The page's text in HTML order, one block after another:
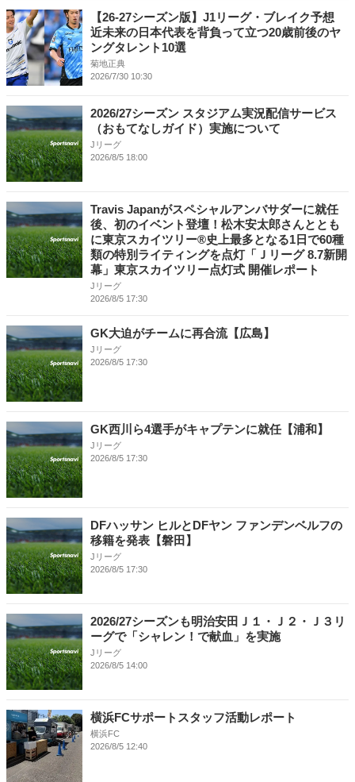
【26-27シーズン版】J1リーグ・ブレイク予想
近未来の日本代表を背負って立つ20歳前後のヤ
ングタレント10選
菊地正典
2026/7/30 10:30
2026/27シーズン スタジアム実況配信サービス
（おもてなしガイド）実施について
Jリーグ
2026/8/5 18:00
Travis Japanがスペシャルアンバサダーに就任
後、初のイベント登壇！松木安太郎さんととも
に東京スカイツリー®史上最多となる1日で60種
類の特別ライティングを点灯「Ｊリーグ 8.7新開
幕」東京スカイツリー点灯式 開催レポート
Jリーグ
2026/8/5 17:30
GK大迫がチームに再合流【広島】
Jリーグ
2026/8/5 17:30
GK西川ら4選手がキャプテンに就任【浦和】
Jリーグ
2026/8/5 17:30
DFハッサン ヒルとDFヤン ファンデンベルフの
移籍を発表【磐田】
Jリーグ
2026/8/5 17:30
2026/27シーズンも明治安田Ｊ１・Ｊ２・Ｊ３リ
ーグで「シャレン！で献血」を実施
Jリーグ
2026/8/5 14:00
横浜FCサポートスタッフ活動レポート
横浜FC
2026/8/5 12:40